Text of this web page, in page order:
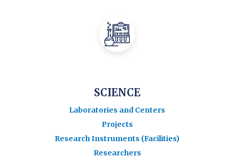
SCIENCE
Laboratories and Centers
Projects
Research Instruments (Facilities)
Researchers